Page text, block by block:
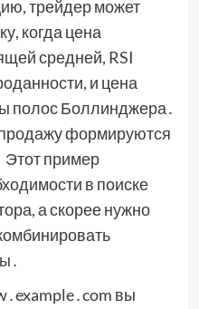
трейдер может
когда цена
средней, RSI
и цена
полос Боллинджера․
формируются
Этот пример
в поиске
а скорее нужно
вы